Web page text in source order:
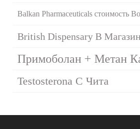
Balkan Pharmaceuticals стоимость
British Dispensary В
Примоболан + Метан
Testosterona C Чита